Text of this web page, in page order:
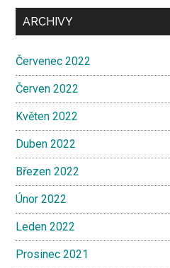
ARCHIVY
Červenec 2022
Červen 2022
Květen 2022
Duben 2022
Březen 2022
Únor 2022
Leden 2022
Prosinec 2021